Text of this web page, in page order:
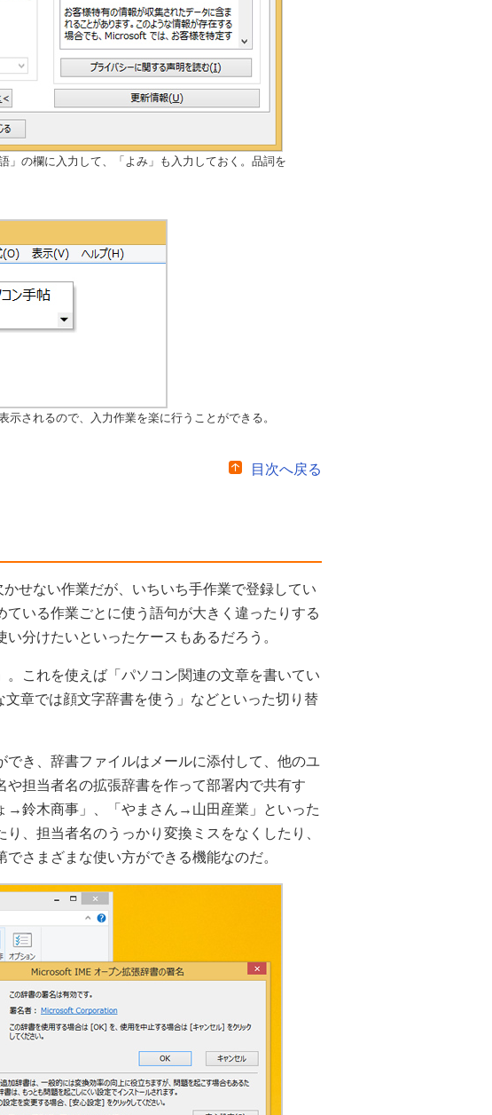
」の欄に入力して、「よみ」も入力しておく。品詞を
されるので、入力作業を楽に行うことができる。
目次へ戻る
せない作業だが、いちいち手作業で登録してい
いる作業ごとに使う語句が大きく違ったりする
分けたいといったケースもあるだろう。
これを使えば「パソコン関連の文章を書いてい
章では顔文字辞書を使う」などといった切り替
き、辞書ファイルはメールに添付して、他のユ
担当者名の拡張辞書を作って部署内で共有す
→鈴木商事」、「やまさん→山田産業」といった
、担当者名のうっかり変換ミスをなくしたり、
さまざまな使い方ができる機能なのだ。